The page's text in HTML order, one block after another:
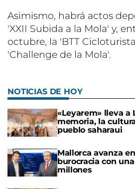
Asimismo, habrá actos
'XXII Subida a la Mola' y,
octubre, la 'BTT
'Challenge de la Mola'.
NOTICIAS DE HOY
«Leyarem» lleva a
memoria, la
pueblo saharaui
Mallorca avanza
burocracia con
millones